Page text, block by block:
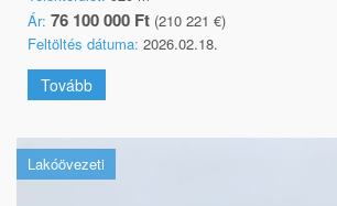
Ár: 76 100 000 Ft (210 221 €)
Feltöltés dátuma: 2026.02.18.
Tovább
Lakóövezeti